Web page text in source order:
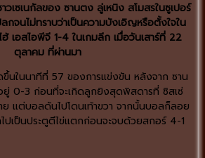
เซเนกัลของ ซานตง ลู่เหนิง สโมสรในซูเปอร์
จนไม่ทราบว่าเป็นความบังเอิญหรือตั้งใจใน
เอสไอพีจี 1-4 ในเกมลีก เมื่อวันเสาร์ที่ 22
ตุลาคม ที่ผ่านมา
ขึ้นในนาทีที่ 57 ของการแข่งขัน หลังจาก ซาน
0-3 ก่อนที่จะเกิดลูกยิงสุดพิสดารที่ ซิสเซ่
แต่บอลดันไปโดนเท้าขวา จากนั้นบอลก็ลอย
ไปเป็นประตูตีไข่แตกก่อนจะจบด้วยสกอร์ 4-1